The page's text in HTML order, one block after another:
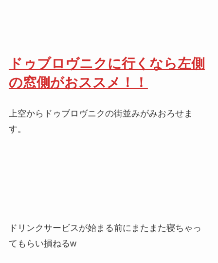
ドゥブロヴニクに行くなら左側
の窓側がおススメ！！
上空からドゥブロヴニクの街並みがみおろせま
す。
ドリンクサービスが始まる前にまたまた寝ちゃっ
てもらい損ねるw